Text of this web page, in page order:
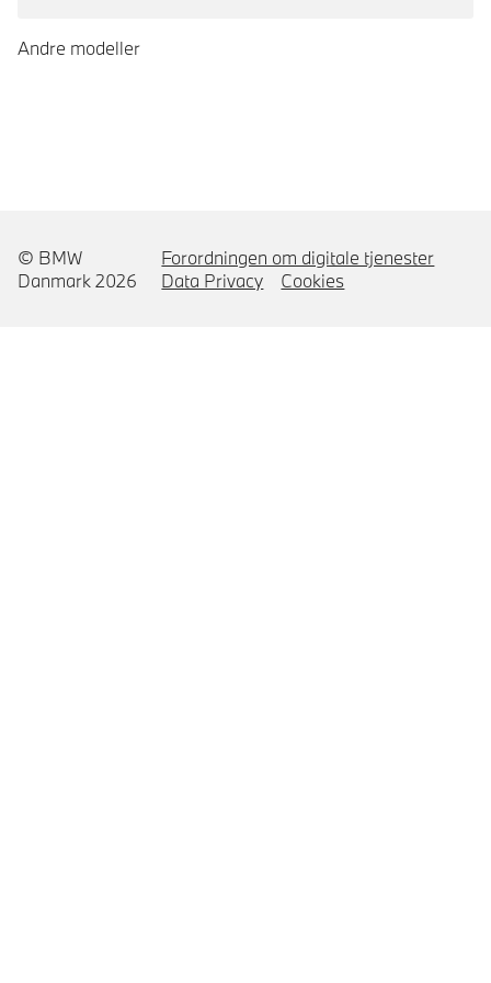
Andre modeller
© BMW
Danmark 2026
Forordningen om digitale tjenester
Data Privacy
Cookies